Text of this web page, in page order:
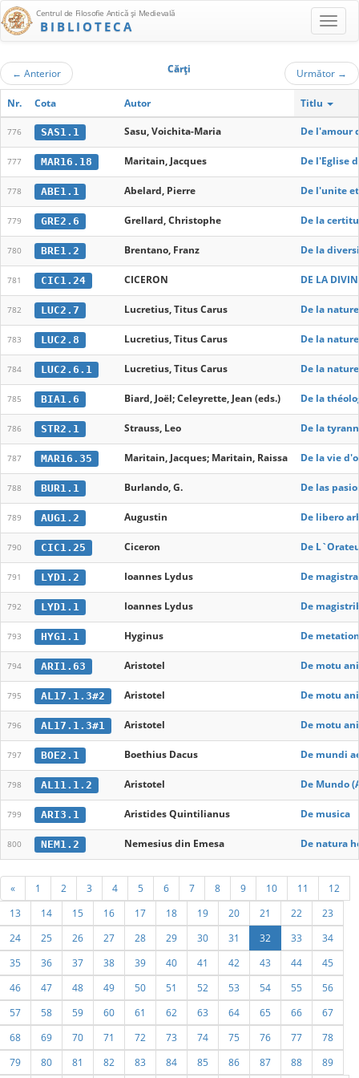
Centrul de Filosofie Antică şi Medievală
BIBLIOTECA
← Anterior Cărţi Următor →
Nr. Cota Autor Titlu
776 SAS1.1 Sasu, Voichita-Maria De l'amour
777 MAR16.18 Maritain, Jacques De l'Eglise
778 ABE1.1 Abelard, Pierre De l'unite
779 GRE2.6 Grellard, Christophe De la
780 BRE1.2 Brentano, Franz De la
781 CIC1.24 CICERON DE LA
782 LUC2.7 Lucretius, Titus Carus De la nature
783 LUC2.8 Lucretius, Titus Carus De la nature
784 LUC2.6.1 Lucretius, Titus Carus De la
785 BIA1.6 Biard, Joël; Celeyrette, Jean (eds.) De la
786 STR2.1 Strauss, Leo De la
787 MAR16.35 Maritain, Jacques; Maritain, Raissa De la vie
788 BUR1.1 Burlando, G. De las
789 AUG1.2 Augustin De libero
790 CIC1.25 Ciceron De
791 LYD1.2 Ioannes Lydus De
792 LYD1.1 Ioannes Lydus De
793 HYG1.1 Hyginus De
794 ARI1.63 Aristotel De motu
795 AL17.1.3#2 Aristotel De motu
796 AL17.1.3#1 Aristotel De motu
797 BOE2.1 Boethius Dacus De mundi
798 AL11.1.2 Aristotel De Mundo
799 ARI3.1 Aristides Quintilianus De musica
800 NEM1.2 Nemesius din Emesa De natura
« 1 2 3 4 5 6 7 8 9 10 11
12
13
14 15 16 17 18 19 20 21 22
23
24
25 26 27 28 29 30 31 32 33
34
35
36 37 38 39 40 41 42 43 44
45
46
47 48 49 50 51 52 53 54 55
56
57
58 59 60 61 62 63 64 65 66
67
68
69 70 71 72 73 74 75 76 77
78
79
80 81 82 83 84 85 86 87 88 89